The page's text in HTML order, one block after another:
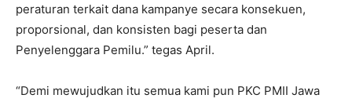
peraturan terkait dana kampanye secara konsekuen,
proporsional, dan konsisten bagi peserta dan
Penyelenggara Pemilu.” tegas April.
“Demi mewujudkan itu semua kami pun PKC PMII Jawa